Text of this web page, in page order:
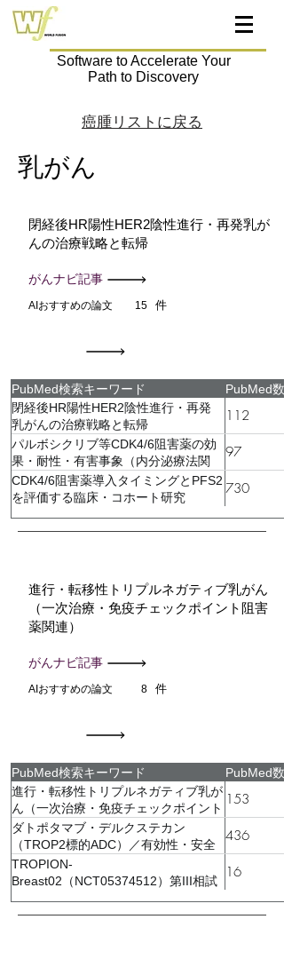
Software to Accelerate Your
Path to Discovery
癌腫リストに戻る
乳がん
閉経後HR陽性HER2陰性進行・再発乳が
んの治療戦略と転帰
がんナビ記事
AIおすすめの論文 15 件
PubMed検索キーワード
PubMed数
閉経後HR陽性HER2陰性進行・再発
乳がんの治療戦略と転帰
112
パルボシクリブ等CDK4/6阻害薬の効
果・耐性・有害事象（内分泌療法関
連）
97
CDK4/6阻害薬導入タイミングとPFS2
を評価する臨床・コホート研究
730
進行・転移性トリプルネガティブ乳がん
（一次治療・免疫チェックポイント阻害
薬関連）
がんナビ記事
AIおすすめの論文 8 件
PubMed検索キーワード
PubMed数
進行・転移性トリプルネガティブ乳が
ん（一次治療・免疫チェックポイント
阻害薬関連）
153
ダトポタマブ・デルクステカン
（TROP2標的ADC）／有効性・安全
性・バイオマーカー
436
TROPION-
Breast02（NCT05374512）第III相試
師選択化学療法、未治療進行TNBC）
16